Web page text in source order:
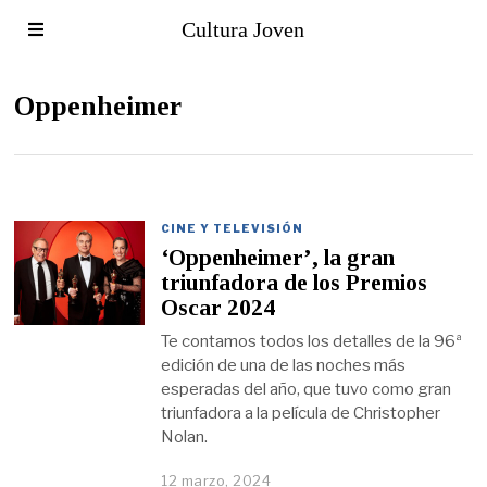
Cultura Joven
Oppenheimer
CINE Y TELEVISIÓN
‘Oppenheimer’, la gran
triunfadora de los Premios
Oscar 2024
Te contamos todos los detalles de la 96ª
edición de una de las noches más
esperadas del año, que tuvo como gran
triunfadora a la película de Christopher
Nolan.
12 marzo, 2024